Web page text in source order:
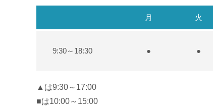
月 火
9:30～18:30 ● ●
▲は9:30～17:00
■は10:00～15:00